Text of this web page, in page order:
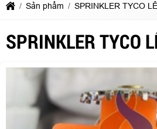
Sản phẩm SPRINKLER TYCO
SPRINKLER TYCO